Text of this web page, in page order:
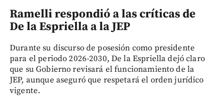
Ramelli respondió a las críticas de
De la Espriella a la JEP
Durante su discurso de posesión como presidente
para el periodo 2026-2030, De la Espriella dejó claro
que su Gobierno revisará el funcionamiento de la
JEP, aunque aseguró que respetará el orden jurídico
vigente.